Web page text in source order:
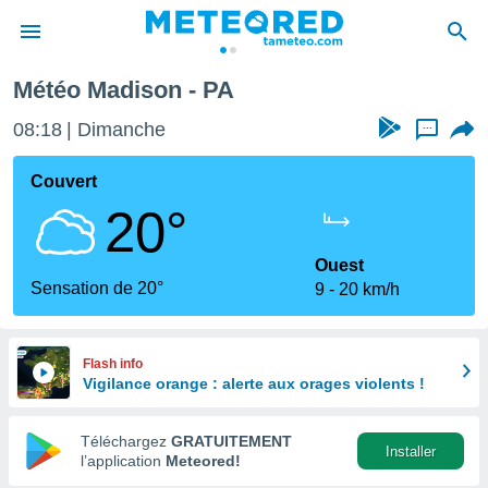
de
Météo Madison - PA
08:18 Dimanche ...
Couvert
20°
Sensation de 20°
Ouest
9
20 km/h
Flash info
Vigilance orange : alerte aux orages violents !
Téléchargez GRATUITEMENT
l’application Meteored!
Installer